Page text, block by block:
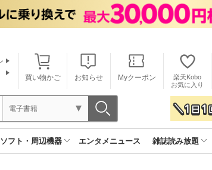
買い物かご お知らせ Myクーポン
楽天Kobo
お気に入り
電子書籍
フト・周辺機器 エンタメニュース 雑誌読み放題